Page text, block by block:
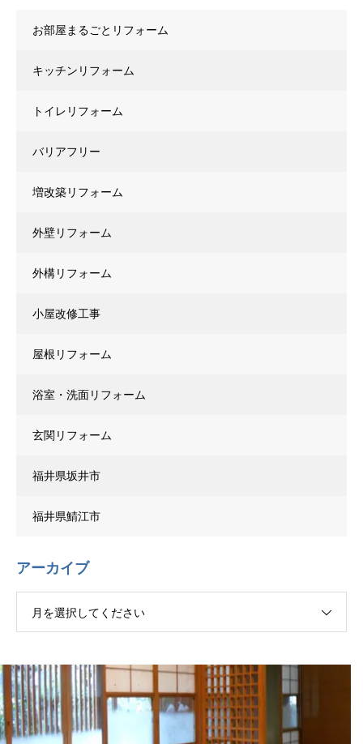
お部屋まるごとリフォーム
キッチンリフォーム
トイレリフォーム
バリアフリー
増改築リフォーム
外壁リフォーム
外構リフォーム
小屋改修工事
屋根リフォーム
浴室・洗面リフォーム
玄関リフォーム
福井県坂井市
福井県鯖江市
アーカイブ
月を選択してください